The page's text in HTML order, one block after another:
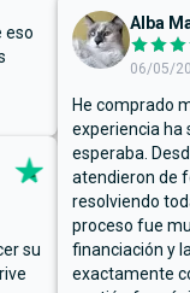
eso
su
Alba
06/05/
He comprado
experiencia ha
esperaba.
atendieron de
resolviendo
proceso fue
financiación y
exactamente